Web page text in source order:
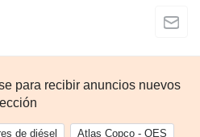
para recibir anuncios nuevos
de diésel Atlas Copco - QES